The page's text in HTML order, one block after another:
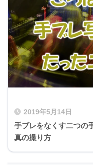
2019年5月14日
手ブレをなくす二つの
真の撮り方